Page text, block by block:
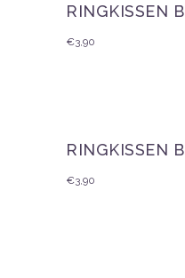
RINGKISSEN
€3,90
RINGKISSEN
€3,90